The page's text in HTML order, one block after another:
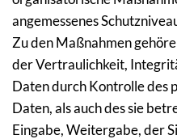
angemessenes
Zu den Maßnahmen
der Vertraulichkeit,
Daten durch Kontrolle des
Daten, als auch des sie
Eingabe, Weitergabe, der